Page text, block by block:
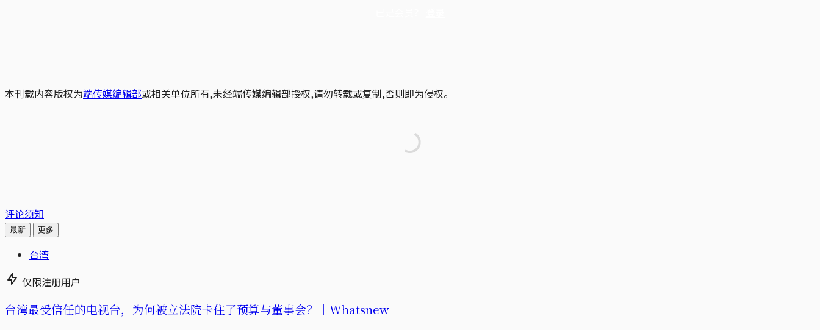
本刊载内容版权为端传媒编辑部或相关单位所有,未经端传媒编辑部授权,请勿转载或复制,否则即为侵权。
评论须知
最新 更多
台湾
仅限注册用户
台湾最受信任的电视台，为何被立法院卡住了预算与董事会？｜Whatsnew